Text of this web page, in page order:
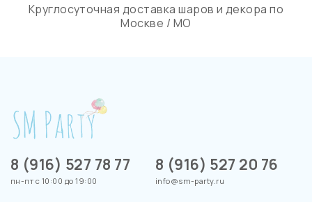
Круглосуточная доставка шаров и декора по
Москве / МО
8 (916) 527 78 77
пн-пт с 10:00 до 19:00
8 (916) 527 20 76
info@sm-party.ru